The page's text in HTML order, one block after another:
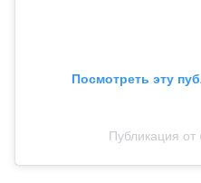
Посмотреть эту
Публикация от